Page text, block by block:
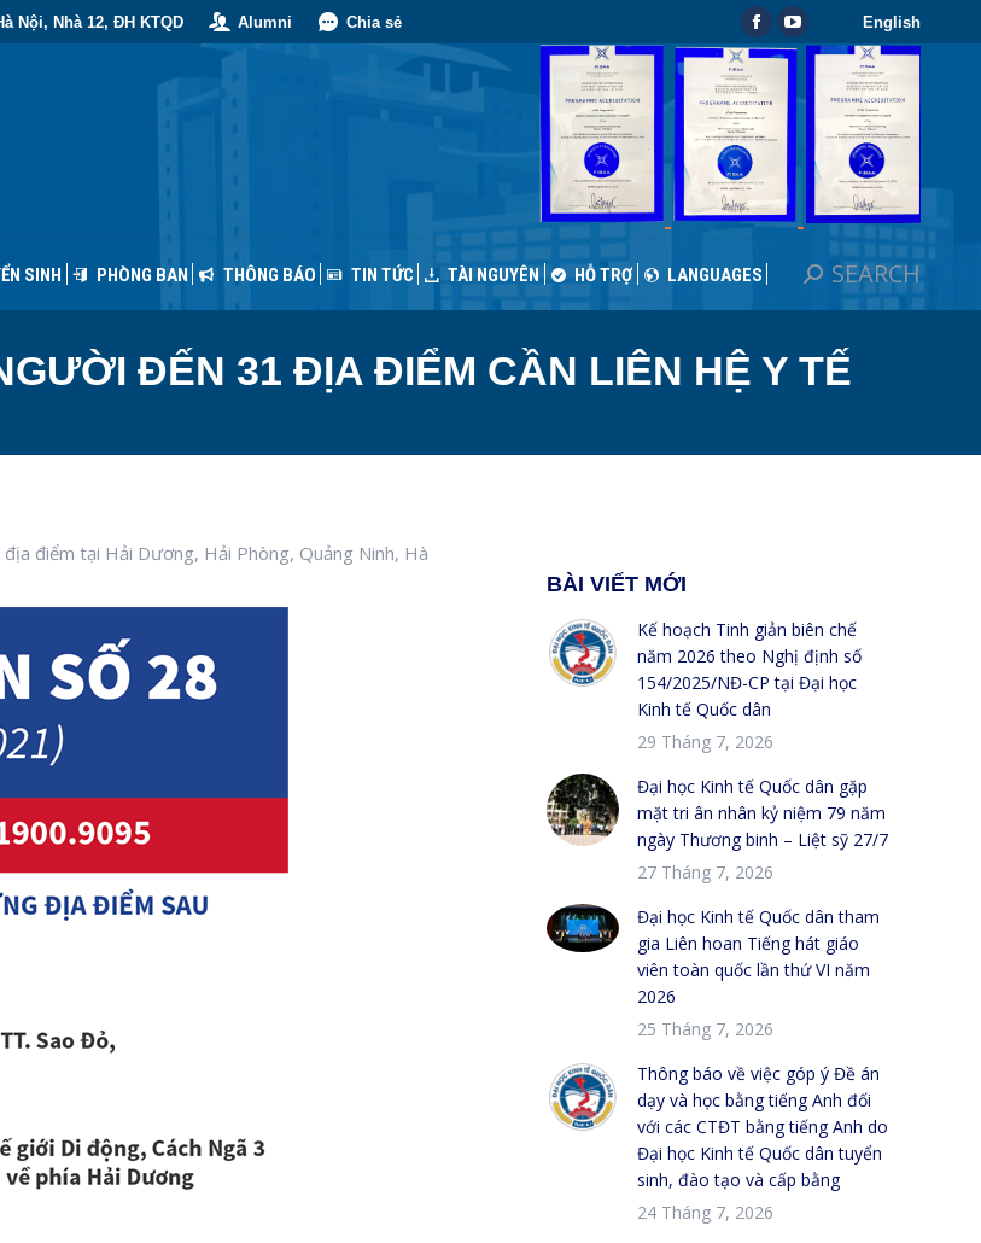
Nội, Nhà 12, ĐH KTQD Alumni Chia sẻ
Facebook
page
opens
in
window
YouTube
opens
new
window
English
SINH PHÒNG BAN THÔNG BÁO TIN TỨC TÀI NGUYÊN HỖ TRỢ LANGUAGES Search:SEARCH
ĐẾN 31 ĐỊA ĐIỂM CẦN LIÊN HỆ Y TẾ
điểm tại Hải Dương, Hải Phòng, Quảng Ninh, Hà
BÀI VIẾT MỚI
Kế hoạch Tinh giản biên chế
năm 2026 theo Nghị định số
154/2025/NĐ-CP tại Đại học
Kinh tế Quốc dân
29 Tháng 7, 2026
Đại học Kinh tế Quốc dân gặp
mặt tri ân nhân kỷ niệm 79 năm
ngày Thương binh – Liệt sỹ 27/7
27 Tháng 7, 2026
Đại học Kinh tế Quốc dân tham
gia Liên hoan Tiếng hát giáo
viên toàn quốc lần thứ VI năm
2026
25 Tháng 7, 2026
Thông báo về việc góp ý Đề án
dạy và học bằng tiếng Anh đối
với các CTĐT bằng tiếng Anh do
Đại học Kinh tế Quốc dân tuyển
sinh, đào tạo và cấp bằng
24 Tháng 7, 2026
SINH PHÒNG BAN THÔNG BÁO LANGUAGES Search:
SEARCH